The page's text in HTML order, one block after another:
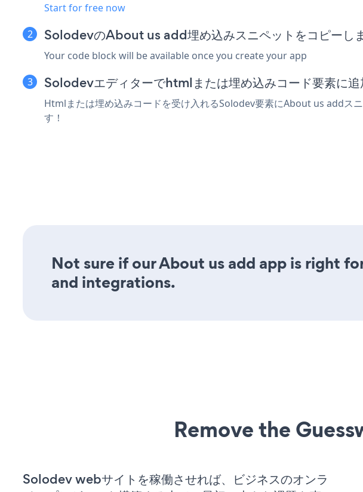
Start for free now
SolodevのAbout us add埋め込みスニペットをコピーし
Your code block will be available once you create your app
Solodevエディターでhtmlまたは埋め込みコード要素に追
Htmlまたは埋め込みコードを受け入れるSolodev要素にAbout us addス
す！
Not sure if our About us add app is right
and integrations.
Remove the
Solodev webサイトを稼働させれば、ビジネスのオンラ